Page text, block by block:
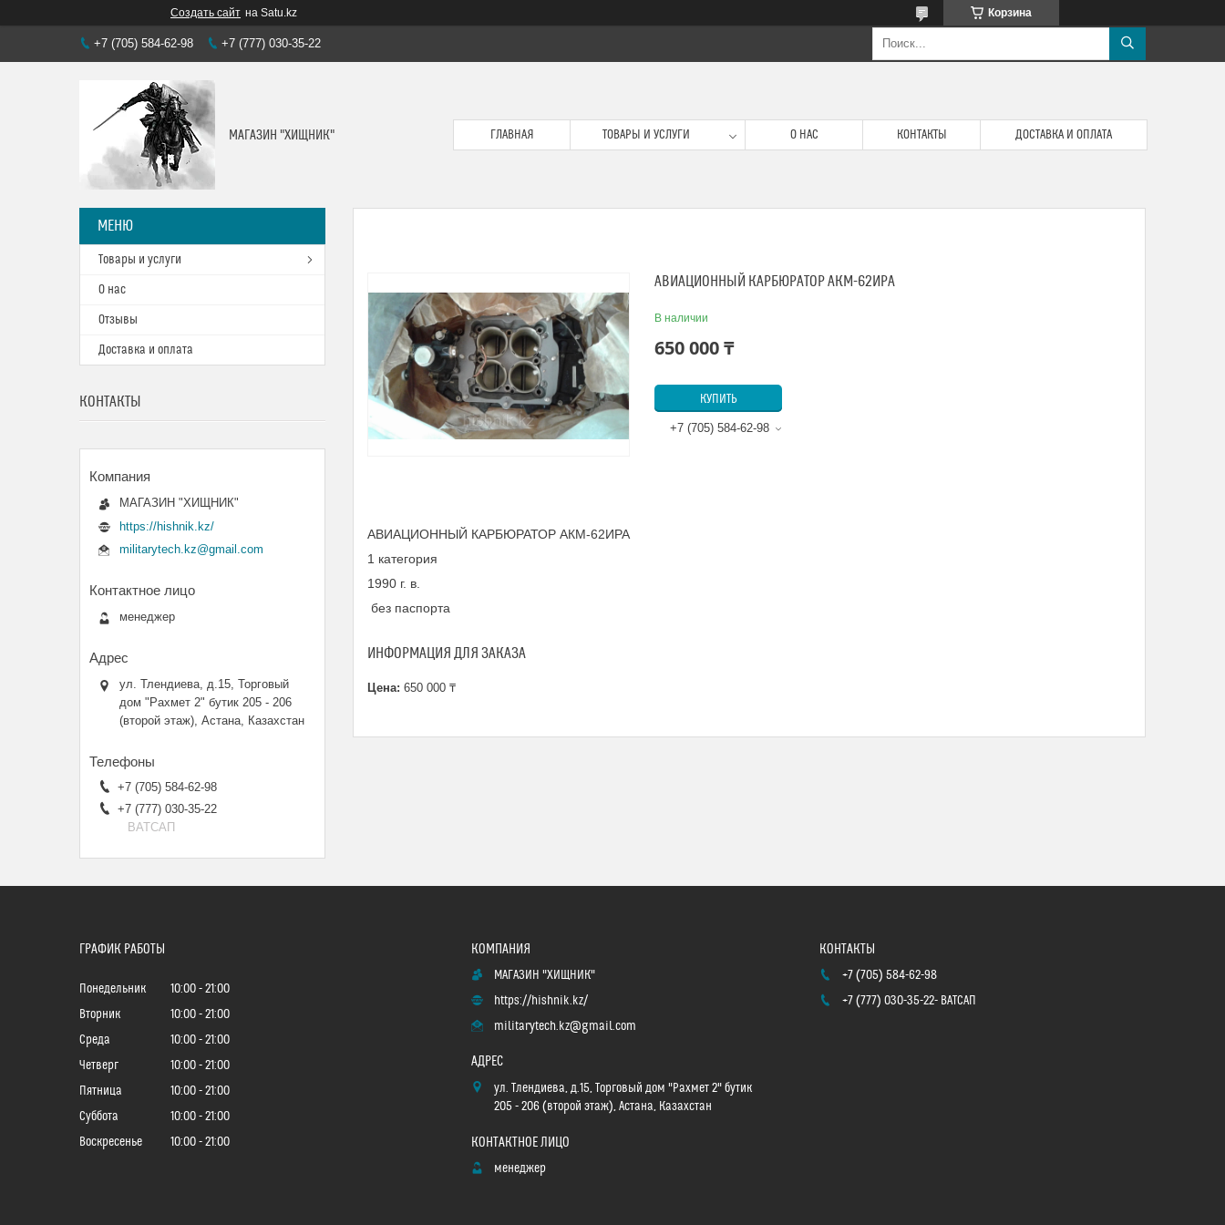
Создать сайт на Satu.kz Корзина
+7 (705) 584-62-98 +7 (777) 030-35-22
МАГАЗИН "ХИЩНИК" ГЛАВНАЯ ТОВАРЫ И УСЛУГИ О НАС КОНТАКТЫ ДОСТАВКА И ОПЛАТА
АВИАЦИОННЫЙ КАРБЮРАТОР АКМ-62ИРА
В наличии
650 000 ₸
КУПИТЬ
+7 (705) 584-62-98
АВИАЦИОННЫЙ КАРБЮРАТОР АКМ-62ИРА
1 категория
1990 г. в.
без паспорта
ИНФОРМАЦИЯ ДЛЯ ЗАКАЗА
Цена: 650 000 ₸
Товары и услуги
О нас
Отзывы
Доставка и оплата
КОНТАКТЫ
МАГАЗИН "ХИЩНИК"
https://hishnik.kz/
militarytech.kz@gmail.com
менеджер
ул. Тлендиева, д.15, Торговый
дом "Рахмет 2" бутик 205 - 206
(второй этаж), Астана, Казахстан
+7 (705) 584-62-98
+7 (777) 030-35-22
ВАТСАП
ГРАФИК РАБОТЫ
Понедельник 10:00
21:00
Вторник
10:00
21:00
Среда
10:00
21:00
Четверг
10:00
21:00
Пятница
10:00
21:00
Суббота
10:00
21:00
Воскресенье
10:00 21:00
МАГАЗИН "ХИЩНИК"
https://hishnik.kz/
militarytech.kz@gmail.com
ул. Тлендиева, д.15, Торговый дом "Рахмет 2" бутик
205 - 206 (второй этаж), Астана, Казахстан
менеджер
+7 (705) 584-62-98
+7 (777) 030-35-22 ВАТСАП